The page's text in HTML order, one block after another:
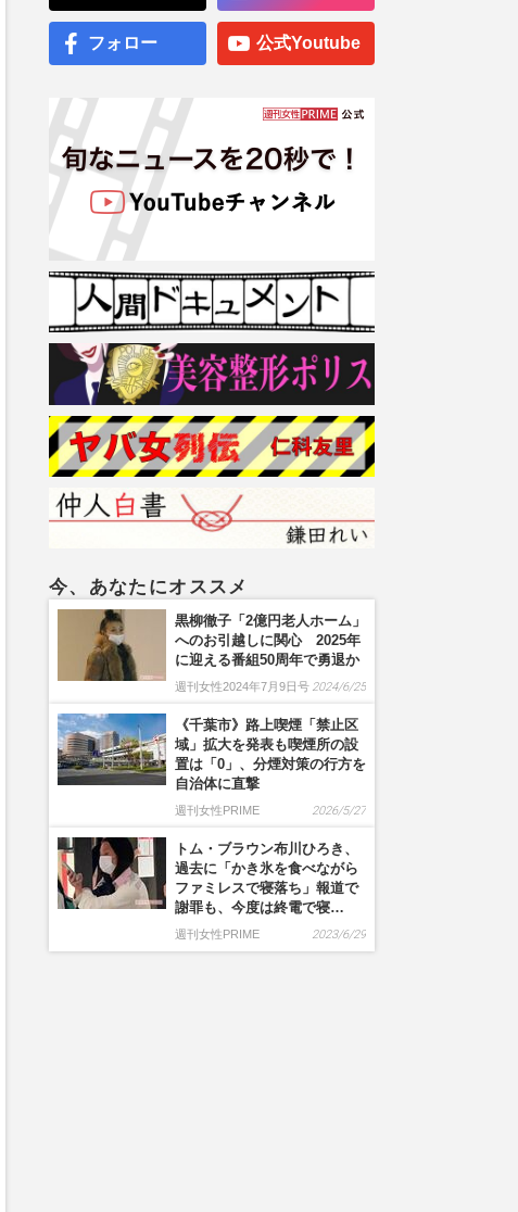
フォロー 公式Youtube
今、あなたにオススメ
黒柳徹子「2億円老人ホーム」
へのお引越しに関心 2025年
に迎える番組50周年で勇退か
週刊女性2024年7月9日号 2024/6/25
《千葉市》路上喫煙「禁止区
域」拡大を発表も喫煙所の設
置は「0」、分煙対策の行方を
自治体に直撃
週刊女性PRIME 2026/5/27
トム・ブラウン布川ひろき、
過去に「かき氷を食べながら
ファミレスで寝落ち」報道で
謝罪も、今度は終電で寝…
週刊女性PRIME 2023/6/29